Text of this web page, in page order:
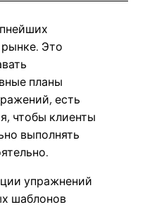
Это
планы
есть
чтобы клиенты
выполнять
упражнений
шаблонов